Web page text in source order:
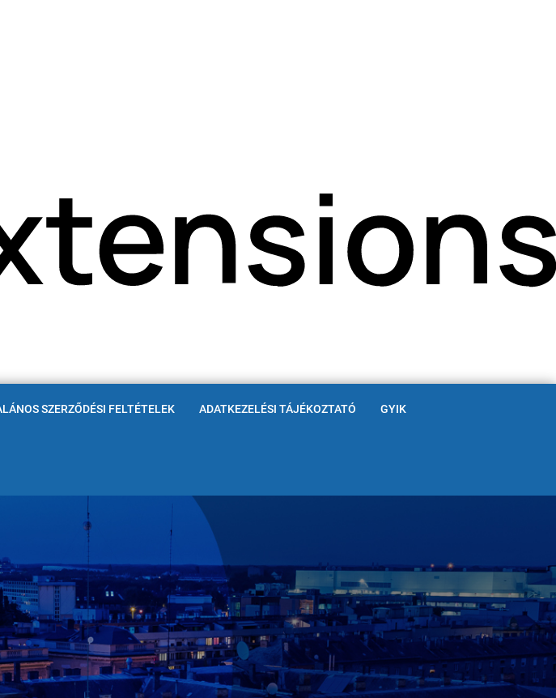
SZERZŐDÉSI FELTÉTELEK ADATKEZELÉSI TÁJÉKOZTATÓ GYIK